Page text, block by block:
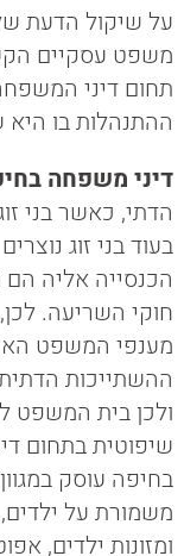
על שיקול הדעת
משפט עסקיים
תחום דיני
ההתנהלות בו היא
דיני משפחה
הדתי, כאשר בני
בעוד בני זוג
הכנסייה אליה הם
חוקי השריעה.
מענפי המשפט
ההשתייכות
ולכן בית המשפט
שיפוטית בתחום
בחיפה עוסק
משמורת על
ומזונות ילדים,